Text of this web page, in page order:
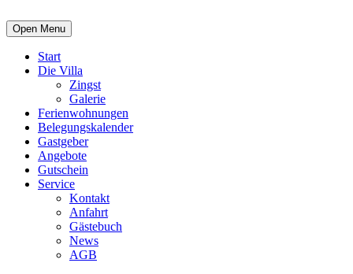
Open Menu
Start
Die Villa
Zingst
Galerie
Ferienwohnungen
Belegungskalender
Gastgeber
Angebote
Gutschein
Service
Kontakt
Anfahrt
Gästebuch
News
AGB